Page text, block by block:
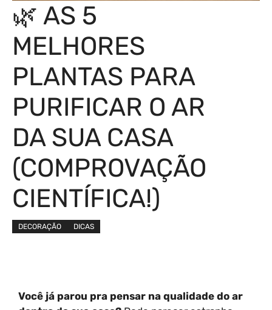
🌿 AS 5
MELHORES
PLANTAS PARA
PURIFICAR O AR
DA SUA CASA
(COMPROVAÇÃO
CIENTÍFICA!)
DECORAÇÃO DICAS
Você já parou pra pensar na qualidade do ar